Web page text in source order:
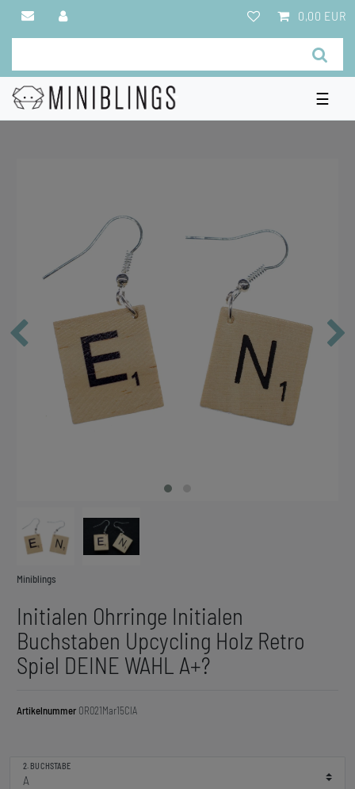
0,00 EUR
☰
Miniblings
Initialen Ohrringe Initialen
Buchstaben Upcycling Holz Retro
Spiel DEINE WAHL A+?
Artikelnummer OR021Mar15ClA
2. BUCHSTABE